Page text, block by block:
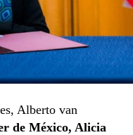
Alberto van
de México, Alicia